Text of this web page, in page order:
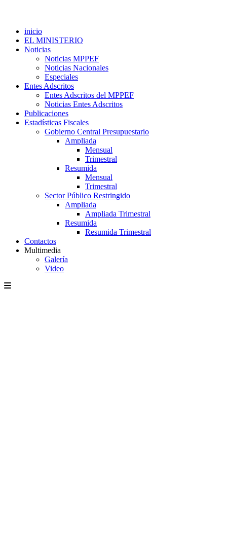
inicio
EL MINISTERIO
Noticias
Noticias MPPEF
Noticias Nacionales
Especiales
Entes Adscritos
Entes Adscritos del MPPEF
Noticias Entes Adscritos
Publicaciones
Estadísticas Fiscales
Gobierno Central Presupuestario
Ampliada
Mensual
Trimestral
Resumida
Mensual
Trimestral
Sector Público Restringido
Ampliada
Ampliada Trimestral
Resumida
Resumida Trimestral
Contactos
Multimedia
Galería
Video